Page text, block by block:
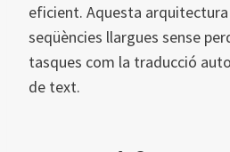
eficient. Aquesta
seqüències llargues sense
tasques com la traducció
de text.